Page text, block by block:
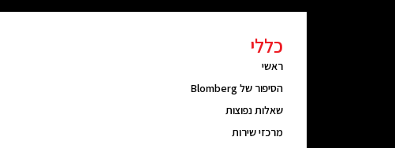
כללי
ראשי
הסיפור של Blomberg
שאלות נפוצות
מרכזי שירות